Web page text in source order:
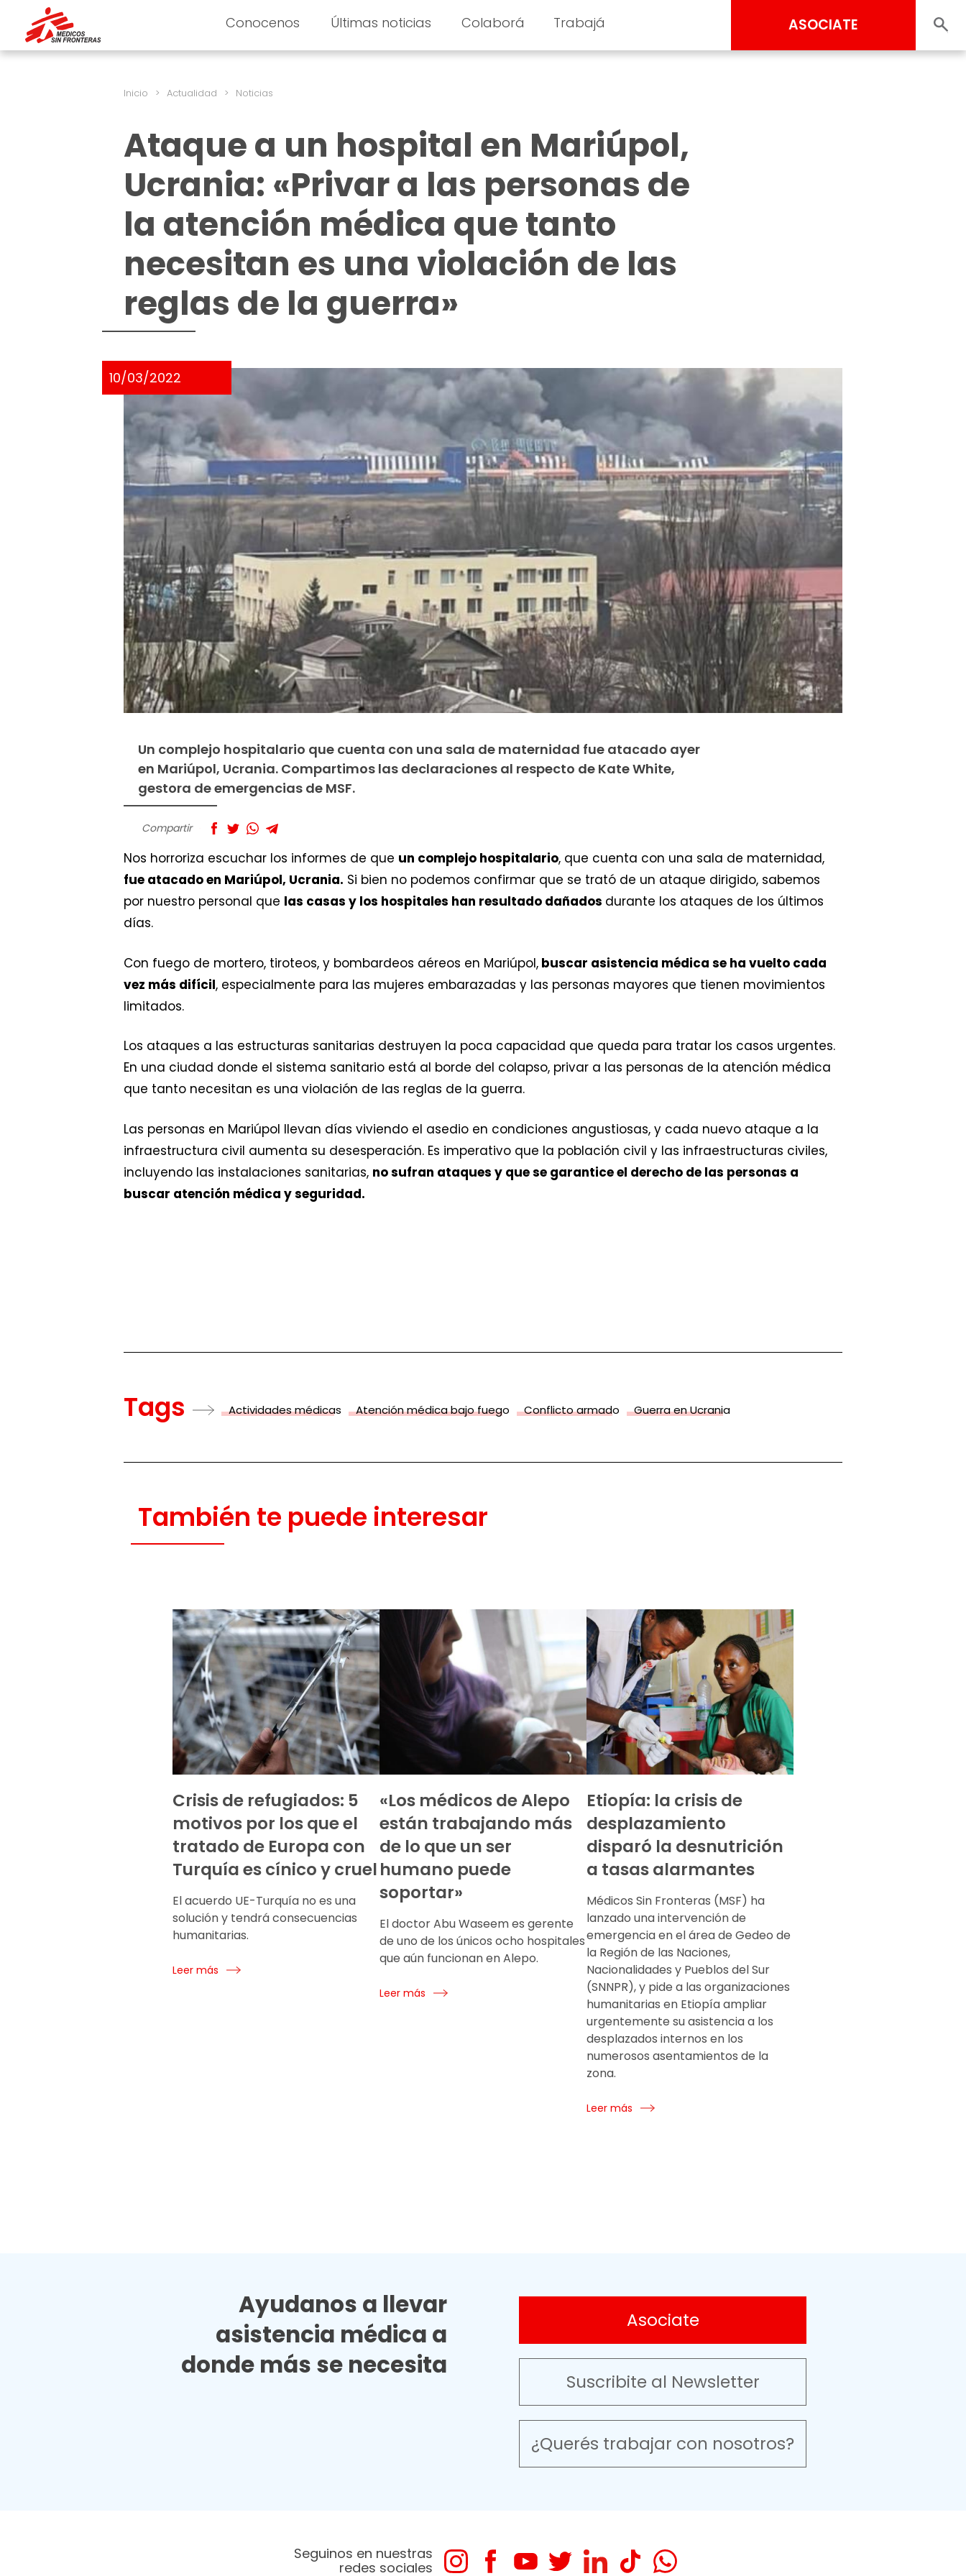
Conocenos Últimas noticias Colaborá Trabajá ASOCIATE
Inicio > Actualidad > Noticias
Ataque a un hospital en Mariúpol,
Ucrania: «Privar a las personas de
la atención médica que tanto
necesitan es una violación de las
reglas de la guerra»
10/03/2022
Un complejo hospitalario que cuenta con una sala de maternidad fue atacado ayer
en Mariúpol, Ucrania. Compartimos las declaraciones al respecto de Kate White,
gestora de emergencias de MSF.
Compartir
Nos horroriza escuchar los informes de que un complejo hospitalario, que cuenta con una sala de maternidad,
fue atacado en Mariúpol, Ucrania. Si bien no podemos confirmar que se trató de un ataque dirigido, sabemos
por nuestro personal que las casas y los hospitales han resultado dañados durante los ataques de los últimos
días.
Con fuego de mortero, tiroteos, y bombardeos aéreos en Mariúpol, buscar asistencia médica se ha vuelto cada
vez más difícil, especialmente para las mujeres embarazadas y las personas mayores que tienen movimientos
limitados.
Los ataques a las estructuras sanitarias destruyen la poca capacidad que queda para tratar los casos urgentes.
En una ciudad donde el sistema sanitario está al borde del colapso, privar a las personas de la atención médica
que tanto necesitan es una violación de las reglas de la guerra.
Las personas en Mariúpol llevan días viviendo el asedio en condiciones angustiosas, y cada nuevo ataque a la
infraestructura civil aumenta su desesperación. Es imperativo que la población civil y las infraestructuras civiles,
incluyendo las instalaciones sanitarias, no sufran ataques y que se garantice el derecho de las personas a
buscar atención médica y seguridad.
Tags Actividades médicas Atención médica bajo fuego Conflicto armado Guerra en Ucrania
También te puede interesar
Crisis de refugiados: 5
motivos por los que el
tratado de Europa con
Turquía es cínico y cruel
El acuerdo UE-Turquía no es una
solución y tendrá consecuencias
humanitarias.
Leer más
«Los médicos de Alepo
están trabajando más
de lo que un ser
humano puede
soportar»
El doctor Abu Waseem es gerente
de uno de los únicos ocho hospitales
que aún funcionan en Alepo.
Leer más
Etiopía: la crisis de
desplazamiento
disparó la desnutrición
a tasas alarmantes
Médicos Sin Fronteras (MSF) ha
lanzado una intervención de
emergencia en el área de Gedeo de
la Región de las Naciones,
Nacionalidades y Pueblos del Sur
(SNNPR), y pide a las organizaciones
humanitarias en Etiopía ampliar
urgentemente su asistencia a los
desplazados internos en los
numerosos asentamientos de la
zona.
Leer más
Ayudanos a llevar
asistencia médica a
donde más se necesita
Asociate
Suscribite al Newsletter
¿Querés trabajar con nosotros?
Seguinos en nuestras
redes sociales